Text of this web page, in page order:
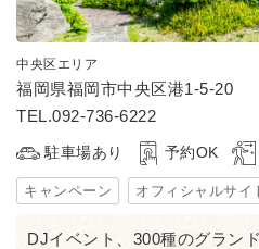
中央区エリア
福岡県福岡市中央区港1-5-20
TEL.092-736-6222
駐車場あり 予約OK
キャンペーン オフィシャルサイ
DJイベント、300種のグラン